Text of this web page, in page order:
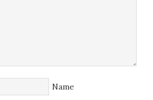
Name